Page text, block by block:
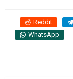
Reddit
WhatsApp